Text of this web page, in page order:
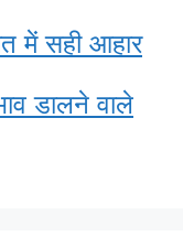
में सही आहार
डालने वाले